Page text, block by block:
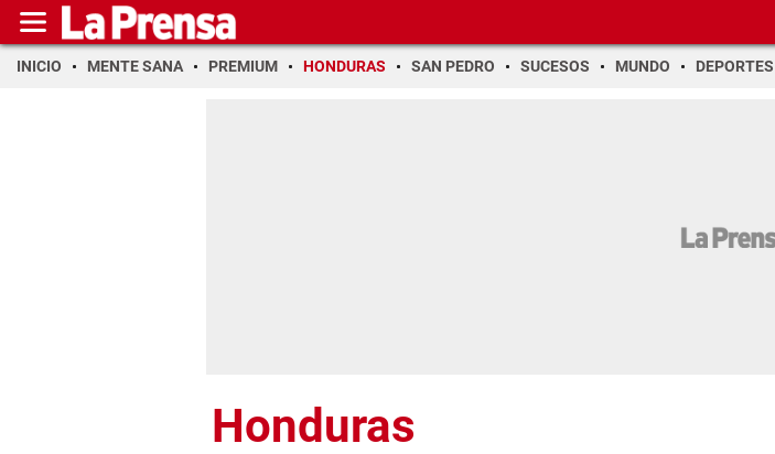
INICIO MENTE SANA PREMIUM HONDURAS SAN PEDRO SUCESOS MUNDO DEPORTES
Honduras